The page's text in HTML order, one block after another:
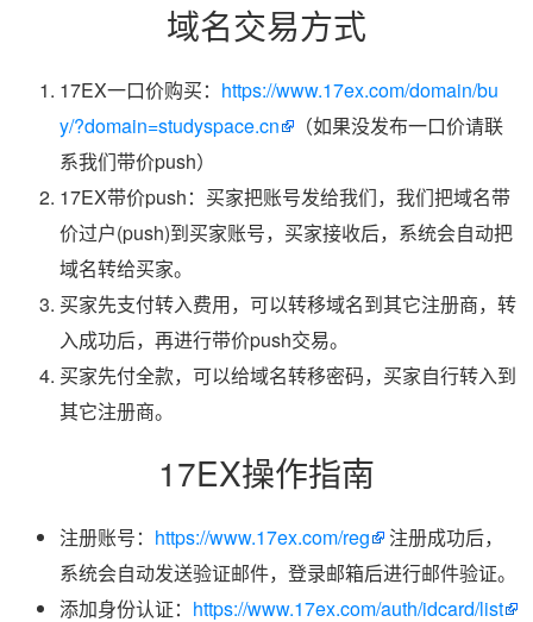
域名交易方式
17EX一口价购买： https://www.17ex.com/domain/bu
y/?domain=studyspace.cn
（如果没发布一口价请联
系我们带价push）
17EX带价push：买家把账号发给我们，我们把域名带
价过户(push)到买家账号，买家接收后，系统会自动把
域名转给买家。
买家先支付转入费用，可以转移域名到其它注册商，转
入成功后，再进行带价push交易。
买家先付全款，可以给域名转移密码，买家自行转入到
其它注册商。
17EX操作指南
注册账号： https://www.17ex.com/reg
注册成功后，
系统会自动发送验证邮件，登录邮箱后进行邮件验证。
添加身份认证： https://www.17ex.com/auth/idcard/list